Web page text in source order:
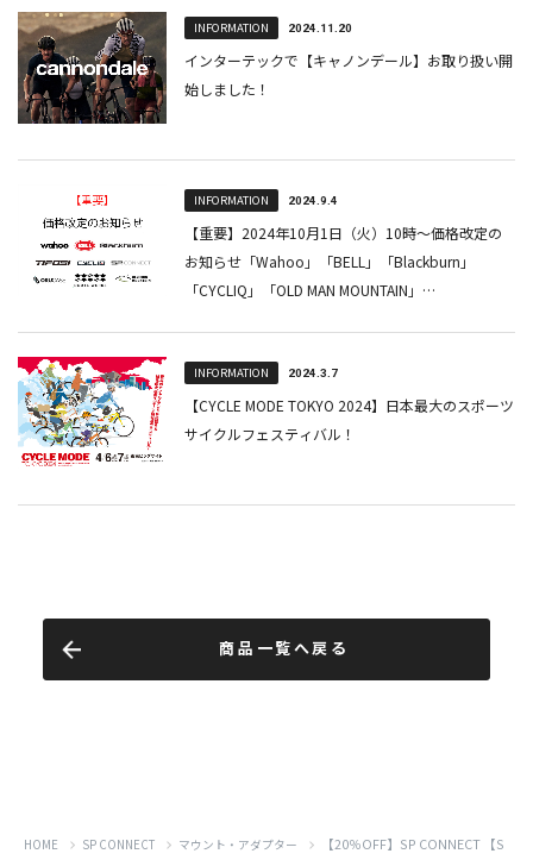
商品一覧へ戻る
HOME SP CONNECT マウント・アダプター
【20％OFF】SP CONNECT 【S